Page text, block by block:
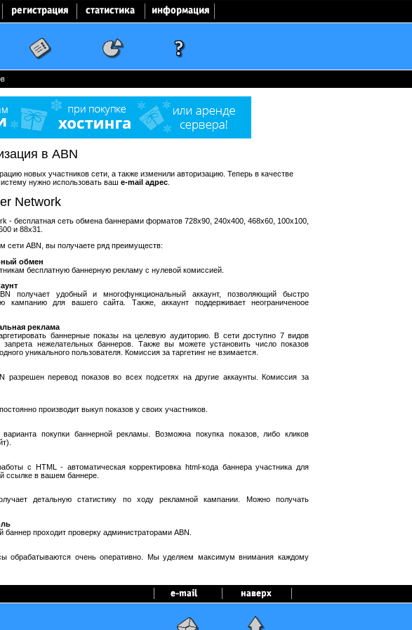
в ABN
новых участников сети, а также изменили авторизацию. Теперь в качестве
нужно использовать ваш e-mail адрес
Network
- бесплатная сеть обмена баннерами форматов 728x90, 240x400, 468x60, 100x100,
и 88x31.
сети ABN, вы получаете ряд преимуществ:
обмен
бесплатную баннерную рекламу с нулевой комиссией.
получает удобный и многофункциональный аккаунт, позволяющий быстро
кампанию для вашего сайта. Также, аккаунт поддерживает неограниченоое
реклама
баннерные показы на целевую аудиторию. В сети доступно 7 видов
запрета нежелательных баннеров. Также вы можете установить число показов
уникального пользователя. Комиссия за таргетинг не взимается.
разрешен перевод показов во всех подсетях на другие аккаунты. Комиссия за
производит выкуп показов у своих участников.
покупки баннерной рекламы. Возможна покупка показов, либо кликов
с HTML - автоматическая корректировка html-кода баннера участника для
ссылке в вашем баннере.
детальную статистику по ходу рекламной кампании. Можно получать
проходит проверку администраторами ABN.
обрабатываются очень оперативно. Мы уделяем максимум внимания каждому